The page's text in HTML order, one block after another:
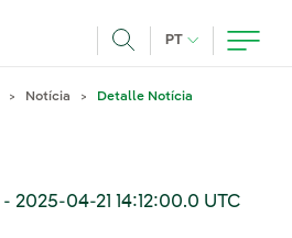
PT IDIOMA ATUAL,
Notícia Detalle Notícia
- 2025-04-21 14:12:00.0 UTC